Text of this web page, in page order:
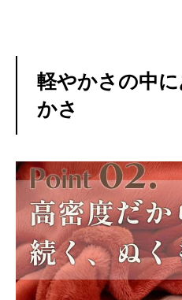
軽やかさの中
かさ